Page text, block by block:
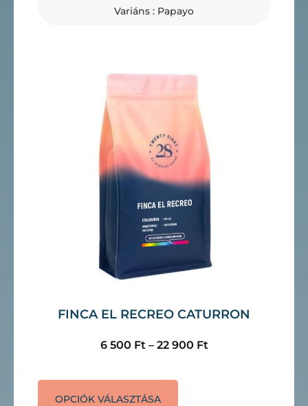
Variáns : Papayo
FINCA EL RECREO CATURRON
6 500 Ft – 22 900 Ft
OPCIÓK VÁLASZTÁSA